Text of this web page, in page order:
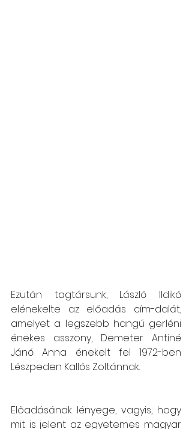
Ezután tagtársunk, László Ildikó
elénekelte az előadás cím-dalát,
amelyet a legszebb hangú gerléni
énekes asszony, Demeter Antiné
Jánó Anna énekelt fel 1972-ben
Lészpeden Kallós Zoltánnak.
Előadásának lényege, vagyis, hogy
mit is jelent az egyetemes magyar